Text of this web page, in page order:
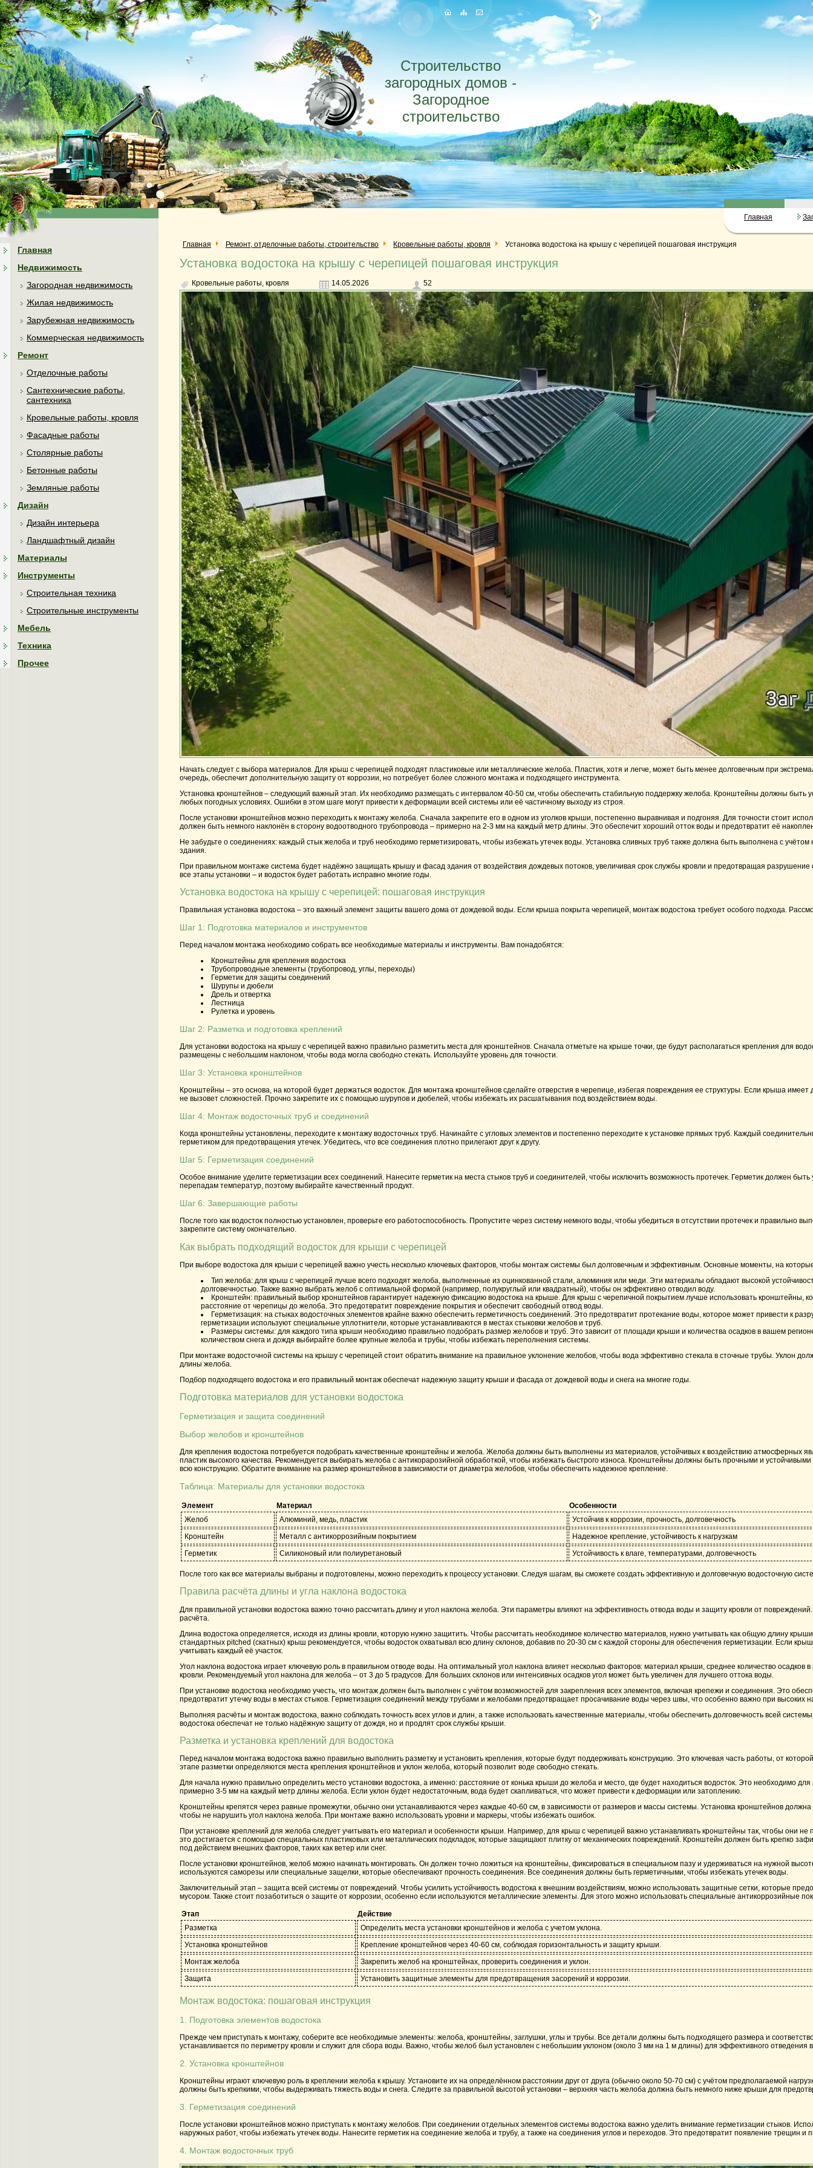
Строительство
загородных домов -
Загородное
строительство
Главная
Главная
Недвижимость
Загородная недвижимость
Жилая недвижимость
Зарубежная недвижимость
Коммерческая недвижимость
Ремонт
Отделочные работы
Сантехнические работы,
сантехника
Кровельные работы, кровля
Фасадные работы
Столярные работы
Бетонные работы
Земляные работы
Дизайн
Дизайн интерьера
Ландшафтный дизайн
Материалы
Инструменты
Строительная техника
Строительные инструменты
Мебель
Техника
Прочее
Главная Ремонт, отделочные работы, строительство Кровельные работы, кровля Установка водостока на крышу с черепицей пошаговая инструкция
Установка водостока на крышу с черепицей пошаговая инструкция
Кровельные работы, кровля 14.05.2026 52
Начать следует с выбора материалов. Для крыш с черепицей подходят пластиковые или металлические желоба. Пластик, хотя и легче, может быть менее долговечным при
очередь, обеспечит дополнительную защиту от коррозии, но потребует более сложного монтажа и подходящего инструмента.
Установка кронштейнов – следующий важный этап. Их необходимо размещать с интервалом 40-50 см, чтобы обеспечить стабильную поддержку желоба. Кронштейны должны быть
любых погодных условиях. Ошибки в этом шаге могут привести к деформации всей системы или её частичному выходу из строя.
После установки кронштейнов можно переходить к монтажу желоба. Сначала закрепите его в одном из уголков крыши, постепенно выравнивая и подгоняя. Для точности стоит
должен быть немного наклонён в сторону водоотводного трубопровода – примерно на 2-3 мм на каждый метр длины. Это обеспечит хороший отток воды и предотвратит её
Не забудьте о соединениях: каждый стык желоба и труб необходимо герметизировать, чтобы избежать утечек воды. Установка сливных труб также должна быть выполнена с
здания.
При правильном монтаже система будет надёжно защищать крышу и фасад здания от воздействия дождевых потоков, увеличивая срок службы кровли и предотвращая
все этапы установки – и водосток будет работать исправно многие годы.
Установка водостока на крышу с черепицей: пошаговая инструкция
Правильная установка водостока – это важный элемент защиты вашего дома от дождевой воды. Если крыша покрыта черепицей, монтаж водостока требует особого подхода.
Шаг 1: Подготовка материалов и инструментов
Перед началом монтажа необходимо собрать все необходимые материалы и инструменты. Вам понадобятся:
Кронштейны для крепления водостока
Трубопроводные элементы (трубопровод, углы, переходы)
Герметик для защиты соединений
Шурупы и дюбели
Дрель и отвертка
Лестница
Рулетка и уровень
Шаг 2: Разметка и подготовка креплений
Для установки водостока на крышу с черепицей важно правильно разметить места для кронштейнов. Сначала отметьте на крыше точки, где будут располагаться крепления для
размещены с небольшим наклоном, чтобы вода могла свободно стекать. Используйте уровень для точности.
Шаг 3: Установка кронштейнов
Кронштейны – это основа, на которой будет держаться водосток. Для монтажа кронштейнов сделайте отверстия в черепице, избегая повреждения ее структуры. Если крыша имеет
не вызовет сложностей. Прочно закрепите их с помощью шурупов и дюбелей, чтобы избежать их расшатывания под воздействием воды.
Шаг 4: Монтаж водосточных труб и соединений
Когда кронштейны установлены, переходите к монтажу водосточных труб. Начинайте с угловых элементов и постепенно переходите к установке прямых труб. Каждый
герметиком для предотвращения утечек. Убедитесь, что все соединения плотно прилегают друг к другу.
Шаг 5: Герметизация соединений
Особое внимание уделите герметизации всех соединений. Нанесите герметик на места стыков труб и соединителей, чтобы исключить возможность протечек. Герметик должен быть
перепадам температур, поэтому выбирайте качественный продукт.
Шаг 6: Завершающие работы
После того как водосток полностью установлен, проверьте его работоспособность. Пропустите через систему немного воды, чтобы убедиться в отсутствии протечек и правильно
закрепите систему окончательно.
Как выбрать подходящий водосток для крыши с черепицей
При выборе водостока для крыши с черепицей важно учесть несколько ключевых факторов, чтобы монтаж системы был долговечным и эффективным. Основные моменты, на
Тип желоба: для крыш с черепицей лучше всего подходят желоба, выполненные из оцинкованной стали, алюминия или меди. Эти материалы обладают высокой
долговечностью. Также важно выбрать желоб с оптимальной формой (например, полукруглый или квадратный), чтобы он эффективно отводил воду.
Кронштейн: правильный выбор кронштейнов гарантирует надежную фиксацию водостока на крыше. Для крыш с черепичной покрытием лучше использовать кронштейны,
расстояние от черепицы до желоба. Это предотвратит повреждение покрытия и обеспечит свободный отвод воды.
Герметизация: на стыках водосточных элементов крайне важно обеспечить герметичность соединений. Это предотвратит протекание воды, которое может привести к
герметизации используют специальные уплотнители, которые устанавливаются в местах стыковки желобов и труб.
Размеры системы: для каждого типа крыши необходимо правильно подобрать размер желобов и труб. Это зависит от площади крыши и количества осадков в вашем
количеством снега и дождя выбирайте более крупные желоба и трубы, чтобы избежать переполнения системы.
При монтаже водосточной системы на крышу с черепицей стоит обратить внимание на правильное уклонение желобов, чтобы вода эффективно стекала в сточные трубы. Уклон
длины желоба.
Подбор подходящего водостока и его правильный монтаж обеспечат надежную защиту крыши и фасада от дождевой воды и снега на многие годы.
Подготовка материалов для установки водостока
Герметизация и защита соединений
Выбор желобов и кронштейнов
Для крепления водостока потребуется подобрать качественные кронштейны и желоба. Желоба должны быть выполнены из материалов, устойчивых к воздействию атмосферных
пластик высокого качества. Рекомендуется выбирать желоба с антикорарозийной обработкой, чтобы избежать быстрого износа. Кронштейны должны быть прочными и устойчивыми
всю конструкцию. Обратите внимание на размер кронштейнов в зависимости от диаметра желобов, чтобы обеспечить надежное крепление.
Таблица: Материалы для установки водостока
Элемент Материал
Особенности
Желоб
Алюминий, медь, пластик
Устойчив к коррозии, прочность, долговечность
Кронштейн
Металл с антикоррозийным покрытием
Надежное крепление, устойчивость к нагрузкам
Герметик
Силиконовый или полиуретановый Устойчивость к влаге, температурами, долговечность
После того как все материалы выбраны и подготовлены, можно переходить к процессу установки. Следуя шагам, вы сможете создать эффективную и долговечную водосточную
Правила расчёта длины и угла наклона водостока
Для правильной установки водостока важно точно рассчитать длину и угол наклона желоба. Эти параметры влияют на эффективность отвода воды и защиту кровли от
расчёта.
Длина водостока определяется, исходя из длины кровли, которую нужно защитить. Чтобы рассчитать необходимое количество материалов, нужно учитывать как общую длину
стандартных pitched (скатных) крыш рекомендуется, чтобы водосток охватывал всю длину склонов, добавив по 20-30 см с каждой стороны для обеспечения герметизации. Если
учитывать каждый её участок.
Угол наклона водостока играет ключевую роль в правильном отводе воды. На оптимальный угол наклона влияет несколько факторов: материал крыши, среднее количество осадков в
кровли. Рекомендуемый угол наклона для желоба – от 3 до 5 градусов. Для больших склонов или интенсивных осадков угол может быть увеличен для лучшего оттока воды.
При установке водостока необходимо учесть, что монтаж должен быть выполнен с учётом возможностей для закрепления всех элементов, включая крепежи и соединения. Это
предотвратит утечку воды в местах стыков. Герметизация соединений между трубами и желобами предотвращает просачивание воды через швы, что особенно важно при высоких
Выполняя расчёты и монтаж водостока, важно соблюдать точность всех углов и длин, а также использовать качественные материалы, чтобы обеспечить долговечность всей
водостока обеспечат не только надёжную защиту от дождя, но и продлят срок службы крыши.
Разметка и установка креплений для водостока
Перед началом монтажа водостока важно правильно выполнить разметку и установить крепления, которые будут поддерживать конструкцию. Это ключевая часть работы, от
этапе разметки определяются места крепления кронштейнов и уклон желоба, который позволит воде свободно стекать.
Для начала нужно правильно определить место установки водостока, а именно: расстояние от конька крыши до желоба и место, где будет находиться водосток. Это необходимо
примерно 3-5 мм на каждый метр длины желоба. Если уклон будет недостаточным, вода будет скапливаться, что может привести к деформации или затоплению.
Кронштейны крепятся через равные промежутки, обычно они устанавливаются через каждые 40-60 см, в зависимости от размеров и массы системы. Установка кронштейнов должна
чтобы не нарушить угол наклона желоба. При монтаже важно использовать уровни и маркеры, чтобы избежать ошибок.
При установке креплений для желоба следует учитывать его материал и особенности крыши. Например, для крыш с черепицей важно устанавливать кронштейны так, чтобы они
это достигается с помощью специальных пластиковых или металлических подкладок, которые защищают плитку от механических повреждений. Кронштейн должен быть крепко
под действием внешних факторов, таких как ветер или снег.
После установки кронштейнов, желоб можно начинать монтировать. Он должен точно ложиться на кронштейны, фиксироваться в специальном пазу и удерживаться на нужной
используются саморезы или специальные защелки, которые обеспечивают прочность соединения. Все соединения должны быть герметичными, чтобы избежать утечек воды.
Заключительный этап – защита всей системы от повреждений. Чтобы усилить устойчивость водостока к внешним воздействиям, можно использовать защитные сетки, которые
мусором. Также стоит позаботиться о защите от коррозии, особенно если используются металлические элементы. Для этого можно использовать специальные антикоррозийные
Этап
Действие
Разметка
Определить места установки кронштейнов и желоба с учетом уклона.
Установка кронштейнов
Крепление кронштейнов через 40-60 см, соблюдая горизонтальность и защиту крыши.
Монтаж желоба
Закрепить желоб на кронштейнах, проверить соединения и уклон.
Защита
Установить защитные элементы для предотвращения засорений и коррозии.
Монтаж водостока: пошаговая инструкция
1. Подготовка элементов водостока
Прежде чем приступать к монтажу, соберите все необходимые элементы: желоба, кронштейны, заглушки, углы и трубы. Все детали должны быть подходящего размера и
устанавливается по периметру кровли и служит для сбора воды. Важно, чтобы желоб был установлен с небольшим уклоном (около 3 мм на 1 м длины) для эффективного отведения
2. Установка кронштейнов
Кронштейны играют ключевую роль в креплении желоба к крышу. Установите их на определённом расстоянии друг от друга (обычно около 50-70 см) с учётом предполагаемой
должны быть крепкими, чтобы выдерживать тяжесть воды и снега. Следите за правильной высотой установки – верхняя часть желоба должна быть немного ниже крыши для
3. Герметизация соединений
После установки кронштейнов можно приступать к монтажу желобов. При соединении отдельных элементов системы водостока важно уделить внимание герметизации стыков.
наружных работ, чтобы избежать утечек воды. Нанесите герметик на соединение желоба и трубу, а также на соединения углов и переходов. Это предотвратит появление трещин и
4. Монтаж водосточных труб